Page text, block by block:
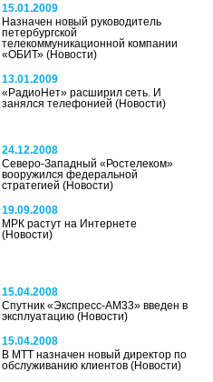
15.01.2009
Назначен новый руководитель
петербургской
телекоммуникационной компании
«ОБИТ»(Новости)
13.01.2009
«РадиоНет» расширил сеть. И
занялся телефонией(Новости)
24.12.2008
Северо-Западный «Ростелеком»
вооружился федеральной
стратегией(Новости)
19.09.2008
МРК растут на Интернете
(Новости)
15.04.2008
Спутник «Экспресс-АМ33» введен в
эксплуатацию(Новости)
15.04.2008
В МТТ назначен новый директор по
обслуживанию клиентов(Новости)